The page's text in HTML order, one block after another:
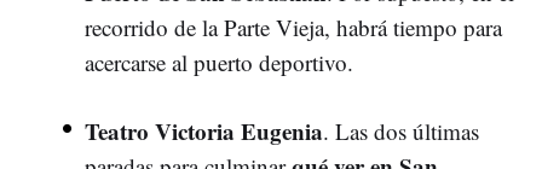
recorrido de la Parte Vieja, habrá tiempo para
acercarse al puerto deportivo.
Teatro Victoria Eugenia. Las dos últimas